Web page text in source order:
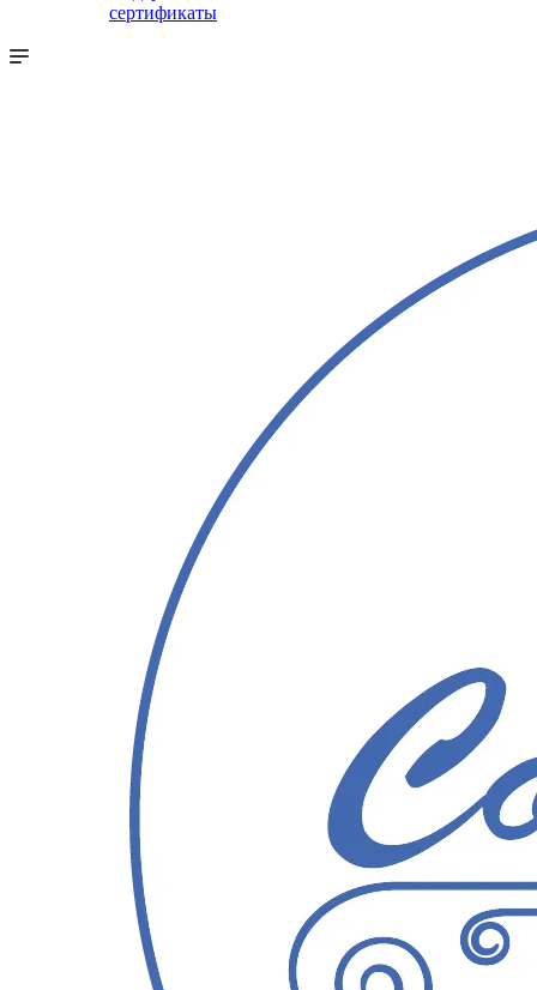
сертификаты